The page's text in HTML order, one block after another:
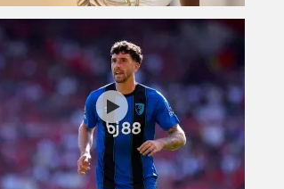
תנאי שימוש
מדיניות פרטיות
תקנון פעילות ספורט 1
רשיון להקרנה פומבית לבית עסק
הצטרפות לחבילת הערוצים
לוח דרושים – ג'ובנט